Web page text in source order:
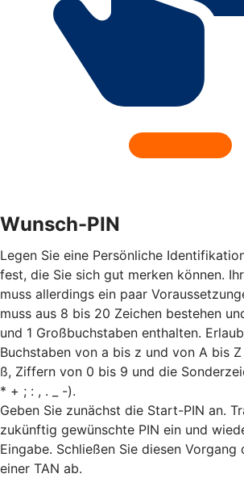
Wunsch-PIN
Legen Sie eine Persönliche
fest, die Sie sich gut merken können.
muss allerdings ein paar
muss aus 8 bis 20 Zeichen bestehen
und 1 Großbuchstaben enthalten.
Buchstaben von a bis z und von A bis
ß, Ziffern von 0 bis 9 und die
* + ; : , . _ -).
Geben Sie zunächst die Start-PIN an.
zukünftig gewünschte PIN ein und
Eingabe. Schließen Sie diesen Vorgang
einer TAN ab.